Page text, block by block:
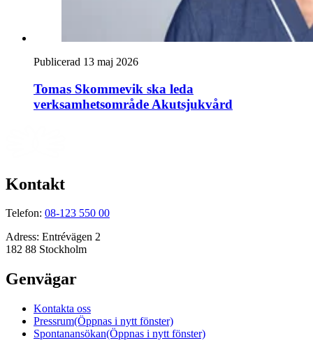
Publicerad 13 maj 2026
Tomas Skommevik ska leda
verksamhetsområde Akutsjukvård
Kontakt
Telefon: 08-123 550 00
Adress: Entrévägen 2
182 88 Stockholm
Genvägar
Kontakta oss
Pressrum(Öppnas i nytt fönster)
Spontanansökan(Öppnas i nytt fönster)